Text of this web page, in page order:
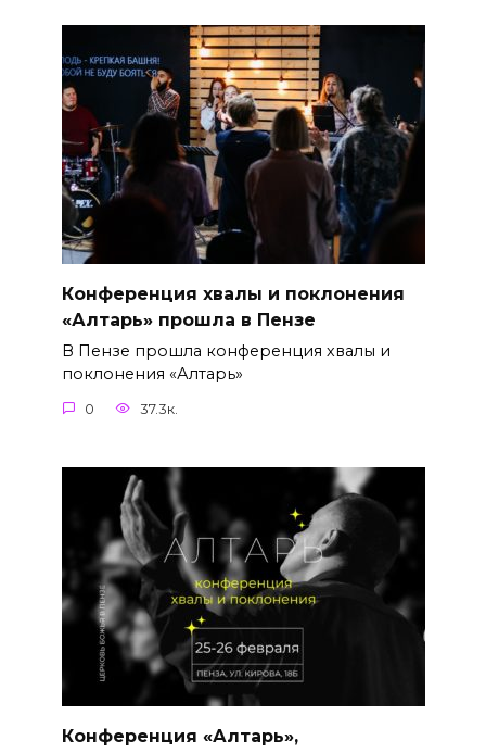
Конференция хвалы и поклонения
«Алтарь» прошла в Пензе
В Пензе прошла конференция хвалы и
поклонения «Алтарь»
0 37.3к.
Конференция «Алтарь»,